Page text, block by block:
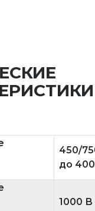
450/
до
1000 В